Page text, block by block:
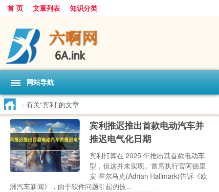
首 页 文章列表 知识分类
网站导航
> 有关“宾利”的文章
宾利推迟推出首款电动汽车并
推迟电气化日期
宾利打算在 2025 年推出其首款电动车
型，但这并未实现。首席执行官阿德里
安·霍尔马克(Adrian Hallmark)告诉《欧
洲汽车新闻》，由于软件问题引起的技...